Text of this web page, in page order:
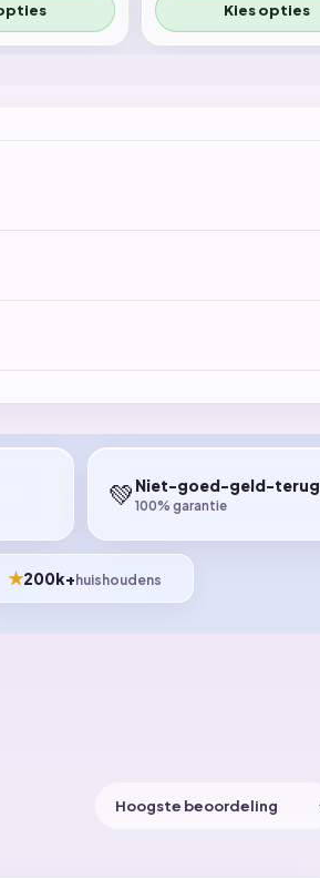
Kies opties
💚 Niet-goed-geld-terug
100% garantie
★200k+ huishoudens
Sorteer op